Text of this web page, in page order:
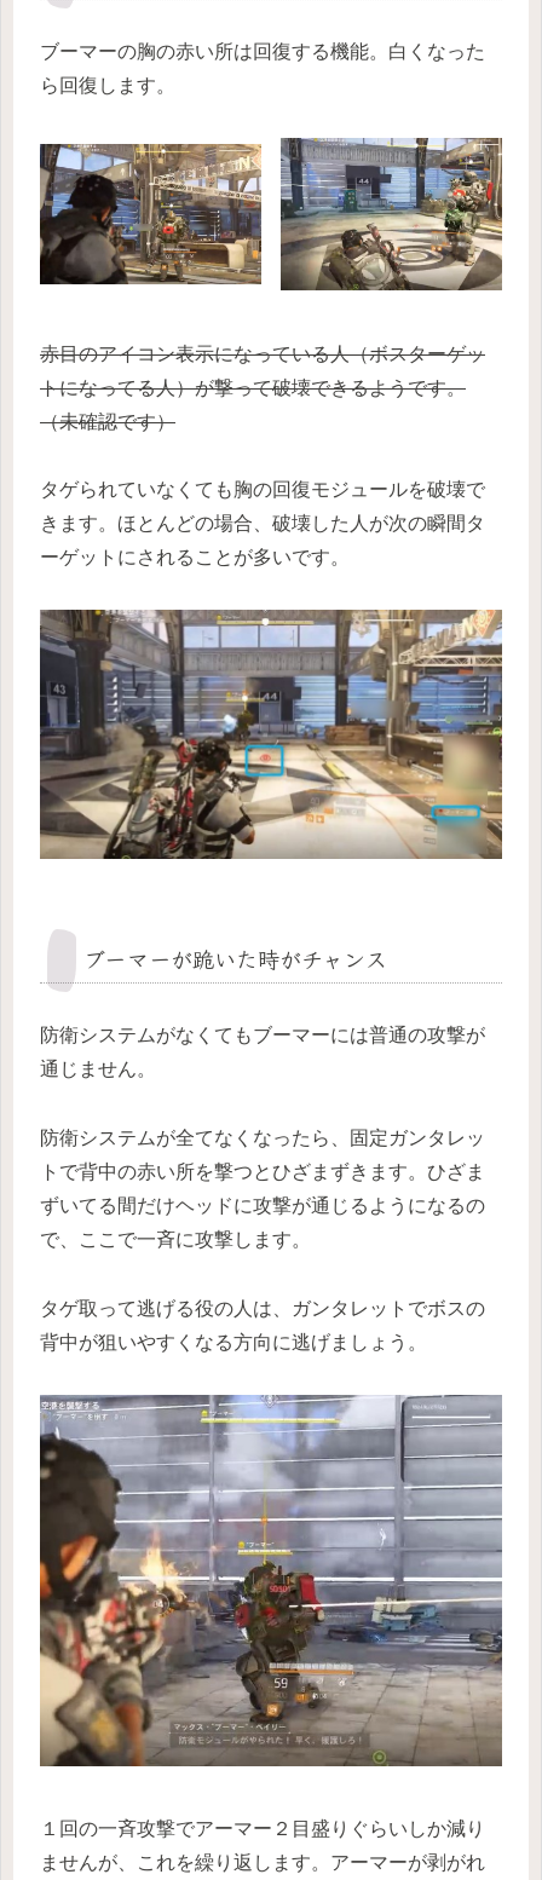
ブーマーの胸の赤い所は回復する機能。白くなった
ら回復します。
赤目のアイコン表示になっている人（ボスターゲッ
トになってる人）が撃って破壊できるようです。
（未確認です）
タゲられていなくても胸の回復モジュールを破壊で
きます。ほとんどの場合、破壊した人が次の瞬間タ
ーゲットにされることが多いです。
ブーマーが跪いた時がチャンス
防衛システムがなくてもブーマーには普通の攻撃が
通じません。
防衛システムが全てなくなったら、固定ガンタレッ
トで背中の赤い所を撃つとひざまずきます。ひざま
ずいてる間だけヘッドに攻撃が通じるようになるの
で、ここで一斉に攻撃します。
タゲ取って逃げる役の人は、ガンタレットでボスの
背中が狙いやすくなる方向に逃げましょう。
１回の一斉攻撃でアーマー２目盛りぐらいしか減り
ませんが、これを繰り返します。アーマーが剥がれ